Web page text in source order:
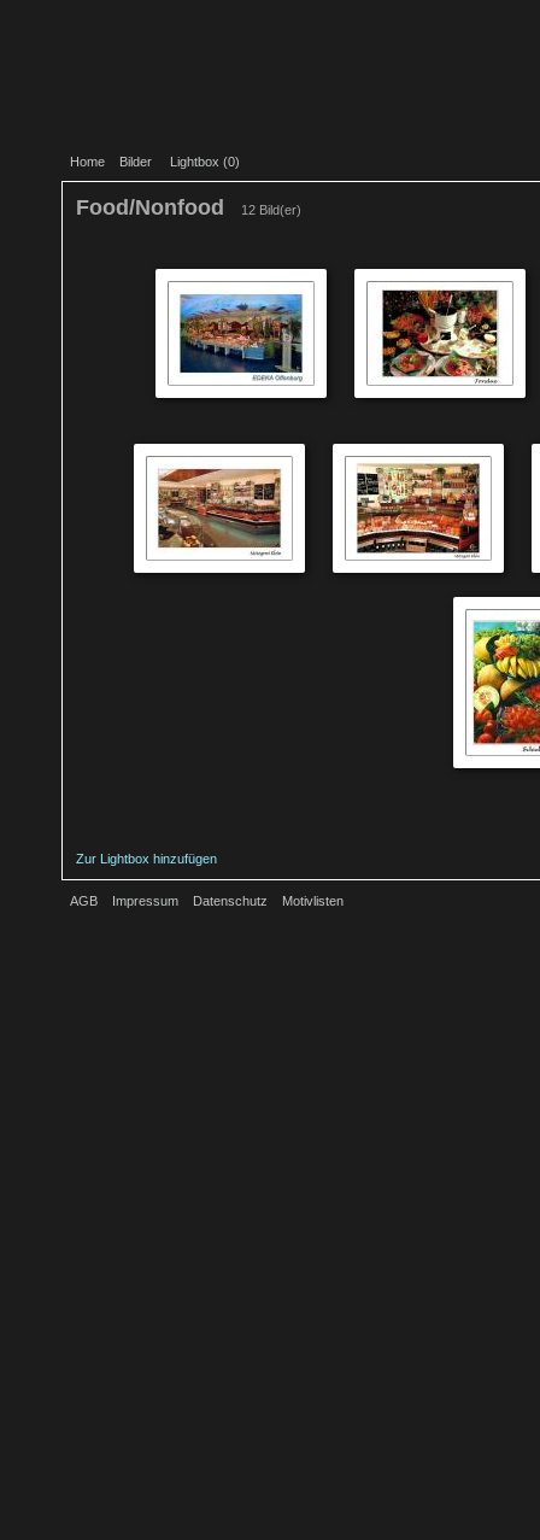
Home Bilder Lightbox (0)
Food/Nonfood 12 Bild(er)
Zur Lightbox hinzufügen
AGB Impressum Datenschutz Motivlisten